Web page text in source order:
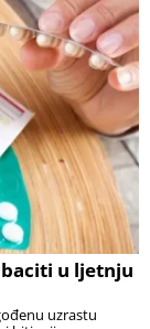
u ljetnju
uzrastu